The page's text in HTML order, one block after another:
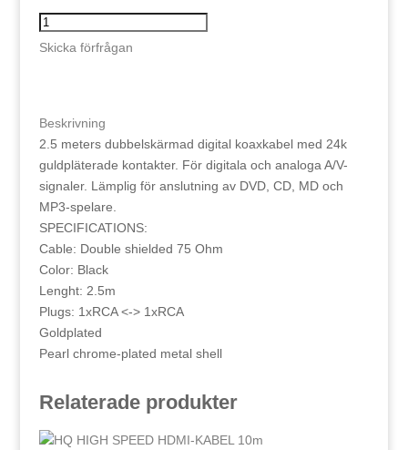
HQ
RCA
mängd
Skicka förfrågan
Beskrivning
2.5 meters dubbelskärmad digital koaxkabel med 24k
guldpläterade kontakter. För digitala och analoga A/V-
signaler. Lämplig för anslutning av DVD, CD, MD och
MP3-spelare.
SPECIFICATIONS:
Cable: Double shielded 75 Ohm
Color: Black
Lenght: 2.5m
Plugs: 1xRCA <-> 1xRCA
Goldplated
Pearl chrome-plated metal shell
Relaterade produkter